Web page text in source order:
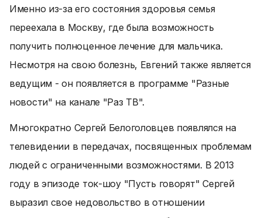
Именно из-за его состояния здоровья семья
переехала в Москву, где была возможность
получить полноценное лечение для мальчика.
Несмотря на свою болезнь, Евгений также является
ведущим - он появляется в программе "Разные
новости" на канале "Раз ТВ".
Многократно Сергей Белоголовцев появлялся на
телевидении в передачах, посвященных проблемам
людей с ограниченными возможностями. В 2013
году в эпизоде ток-шоу "Пусть говорят" Сергей
выразил свое недовольство в отношении